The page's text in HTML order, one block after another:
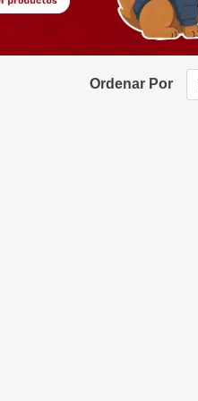
Ordenar Por